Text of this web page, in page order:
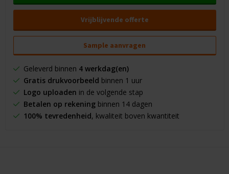
Vrijblijvende offerte
Sample aanvragen
Geleverd binnen 4 werkdag(en)
Gratis drukvoorbeeld binnen 1 uur
Logo uploaden in de volgende stap
Betalen op rekeningbinnen 14 dagen
100% tevredenheid, kwaliteit boven kwantiteit